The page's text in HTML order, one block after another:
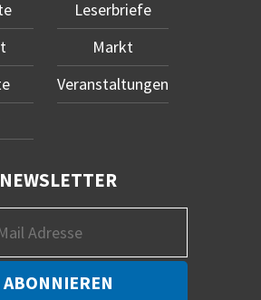
Leserbriefe
Markt
Veranstaltungen
NEWSLETTER